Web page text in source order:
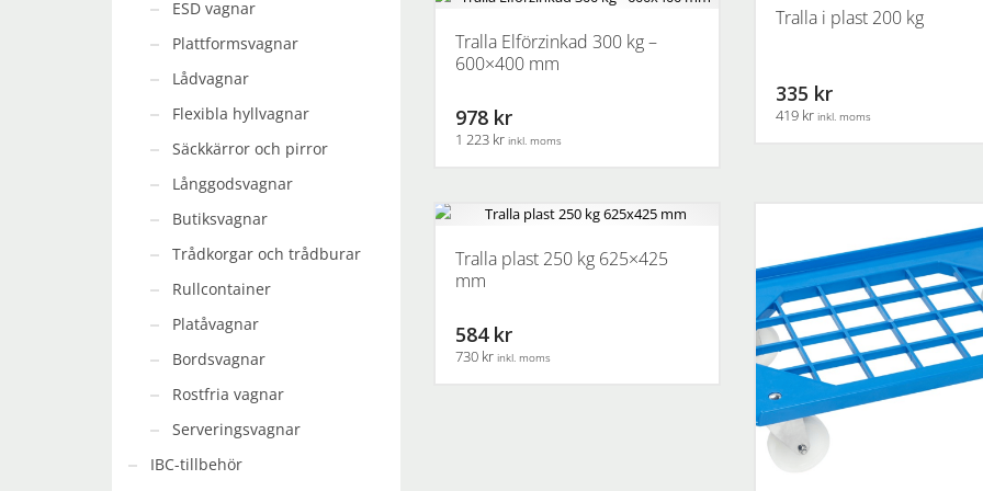
Tralla Elförzinkad 300 kg –
600×400 mm
978 kr
1 223 kr inkl. moms
Tralla i plast 200 kg
335 kr
419 kr inkl. moms
Tralla plast 250 kg 625×425
mm
584 kr
730 kr inkl. moms
ESD vagnar
Plattformsvagnar
Lådvagnar
Flexibla hyllvagnar
Säckkärror och pirror
Långgodsvagnar
Butiksvagnar
Trådkorgar och trådburar
Rullcontainer
Platåvagnar
Bordsvagnar
Rostfria vagnar
Serveringsvagnar
IBC-tillbehör